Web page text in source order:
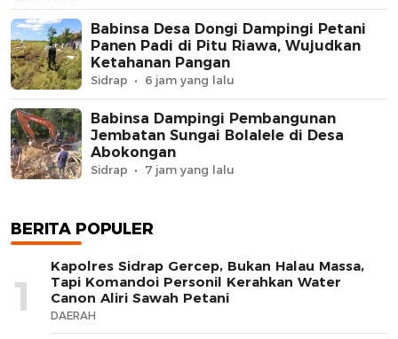
Babinsa Desa Dongi Dampingi Petani
Panen Padi di Pitu Riawa, Wujudkan
Ketahanan Pangan
Sidrap 6 jam yang lalu
Babinsa Dampingi Pembangunan
Jembatan Sungai Bolalele di Desa
Abokongan
Sidrap 7 jam yang lalu
BERITA POPULER
1
Kapolres Sidrap Gercep, Bukan Halau Massa,
Tapi Komandoi Personil Kerahkan Water
Canon Aliri Sawah Petani
DAERAH